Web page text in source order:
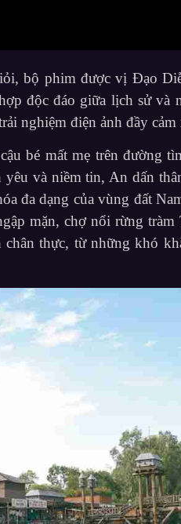
bộ phim được vị Đạo
độc đáo giữa lịch sử và
nghiệm điện ảnh đầy
bé mất mẹ trên đường
và niềm tin, An dấn
đa dạng của vùng đất
mặn, chợ nổi rừng
thực, từ những khó